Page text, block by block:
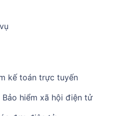
kế toán trực tuyến
hiểm xã hội điện tử